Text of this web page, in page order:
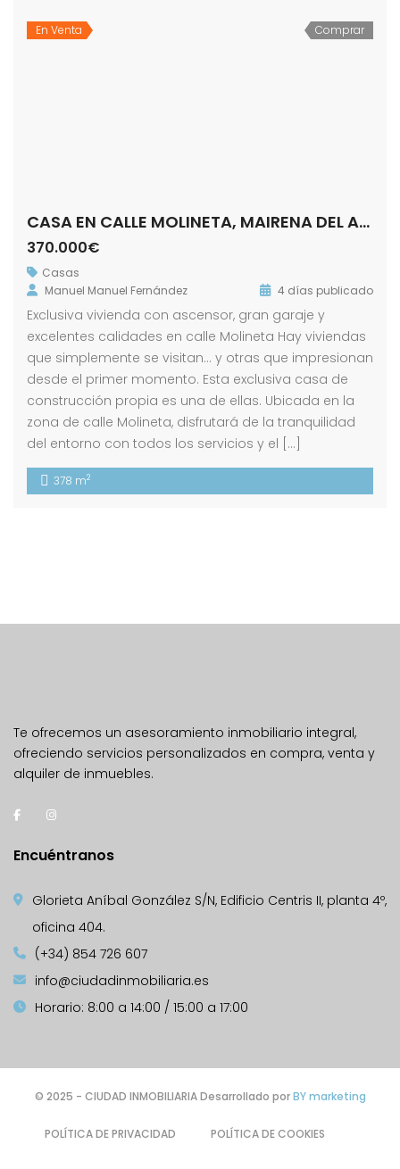
En Venta Comprar
CASA EN CALLE MOLINETA, MAIRENA DEL ALCOR
370.000€
Casas
Manuel Manuel Fernández
4 días publicado
Exclusiva vivienda con ascensor, gran garaje y
excelentes calidades en calle Molineta Hay viviendas
que simplemente se visitan… y otras que impresionan
desde el primer momento. Esta exclusiva casa de
construcción propia es una de ellas. Ubicada en la
zona de calle Molineta, disfrutará de la tranquilidad
del entorno con todos los servicios y el […]
378 m2
Te ofrecemos un asesoramiento inmobiliario integral,
ofreciendo servicios personalizados en compra, venta y
alquiler de inmuebles.
Encuéntranos
Glorieta Aníbal González S/N, Edificio Centris II, planta 4º,
oficina 404.
(+34) 854 726 607
info@ciudadinmobiliaria.es
Horario: 8:00 a 14:00 / 15:00 a 17:00
© 2025 - CIUDAD INMOBILIARIA Desarrollado porBY marketing
POLÍTICA DE PRIVACIDAD POLÍTICA DE COOKIES